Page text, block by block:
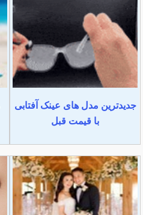
جدیدترین مدل های عینک آفتابی
با قیمت قبل